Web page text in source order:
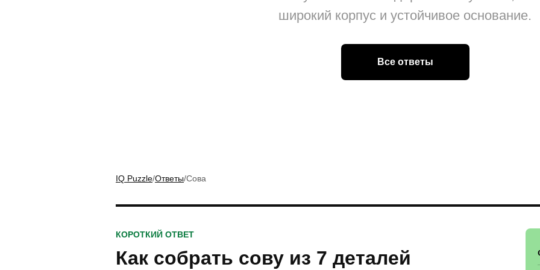
широкий корпус и устойчивое основание.
Все ответы
IQ Puzzle/Ответы/Сова
КОРОТКИЙ ОТВЕТ
Как собрать сову из 7 деталей